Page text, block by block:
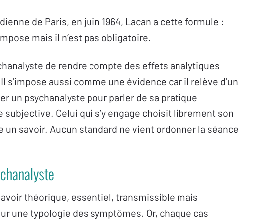
de Paris, en juin 1964, Lacan a cette formule :
mais il n’est pas obligatoire.
de rendre compte des effets analytiques
s’impose aussi comme une évidence car il relève d’un
un psychanalyste pour parler de sa pratique
Celui qui s’y engage choisit librement son
savoir. Aucun standard ne vient ordonner la séance
théorique, essentiel, transmissible mais
une typologie des symptômes. Or, chaque cas